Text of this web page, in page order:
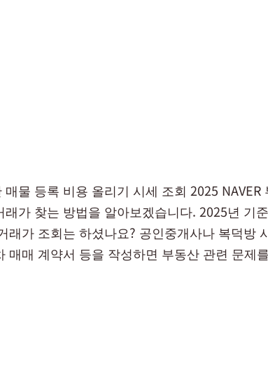
매물 등록 비용 올리기 시세 조회 2025 NAVER
래가 찾는 방법을 알아보겠습니다. 2025년 기
래가 조회는 하셨나요? 공인중개사나 복덕방
매매 계약서 등을 작성하면 부동산 관련 문제